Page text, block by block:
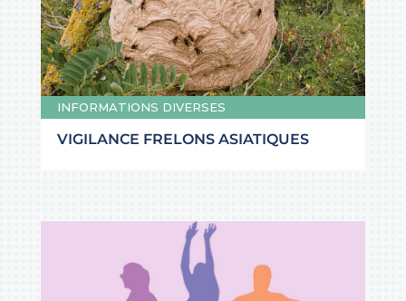
INFORMATIONS DIVERSES
VIGILANCE FRELONS ASIATIQUES